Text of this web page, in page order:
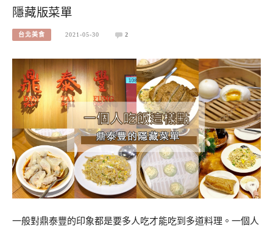
隱藏版菜單
台北美食 2021-05-30 2
一般對鼎泰豐的印象都是要多人吃才能吃到多道料理。一個人